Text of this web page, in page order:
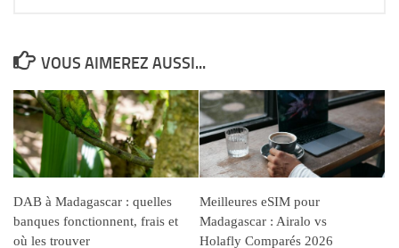
VOUS AIMEREZ AUSSI...
DAB à Madagascar : quelles
banques fonctionnent, frais et
où les trouver
Meilleures eSIM pour
Madagascar : Airalo vs
Holafly Comparés 2026